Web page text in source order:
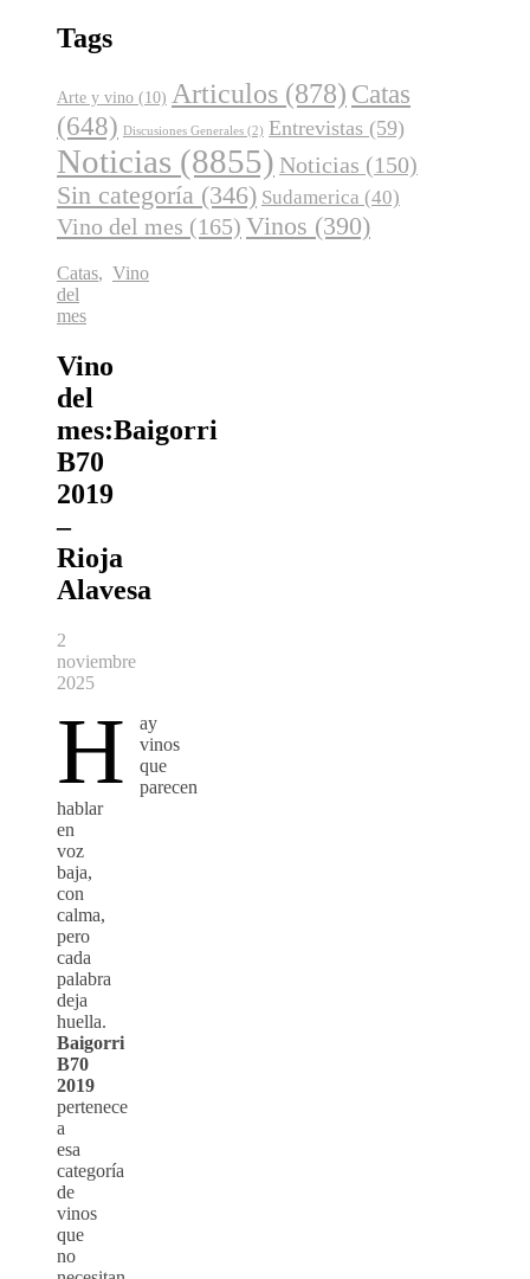
Tags
Arte y vino (10) Articulos (878) Catas
(648) Discusiones Generales (2) Entrevistas (59)
Noticias (8855) Noticias (150)
Sin categoría (346) Sudamerica (40)
Vino del mes (165) Vinos (390)
Catas, Vino
del
mes
Vino
del
mes:Baigorri
B70
2019
–
Rioja
Alavesa
2
noviembre
2025
H
ay
vinos
que
parecen
hablar
en
voz
baja,
con
calma,
pero
cada
palabra
deja
huella.
Baigorri
B70
2019
pertenece
a
esa
categoría
de
vinos
que
no